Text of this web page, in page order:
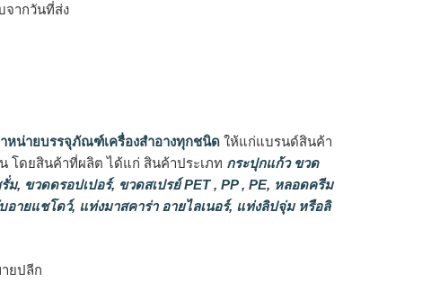
ากวันที่ส่ง
หน่ายบรรจุภัณฑ์เครื่องสำอางทุกชนิด ให้แก่แบรนด์สินค้า
โดยสินค้าที่ผลิต ได้แก่ สินค้าประเภท กระปุกแก้ว ขวด
ม, ขวดดรอปเปอร์, ขวดสเปรย์ PET , PP , PE, หลอดครีม
อายแชโดว์, แท่งมาสคาร่า อายไลเนอร์, แท่งลิปจุ่ม หรือลิ
ยปลีก